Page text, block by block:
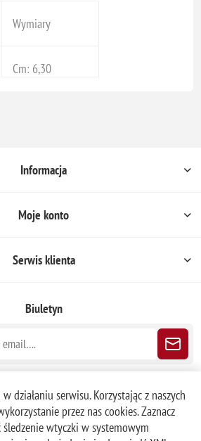
Wymiary
Cm: 6,30
Informacja
Moje konto
Serwis klienta
Biuletyn
Śledź nas
działaniu serwisu. Korzystając z naszych
przez nas cookies. Zaznacz
śledzenie wtyczki w systemowym